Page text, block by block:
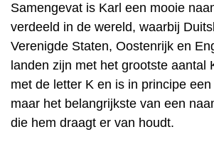
Samengevat is Karl een mooie
verdeeld in de wereld, waarbij
Verenigde Staten, Oostenrijk en
landen zijn met het grootste aantal
met de letter K en is in principe
maar het belangrijkste van een
die hem draagt er van houdt.